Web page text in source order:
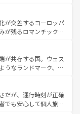
なるスペインはその個
魅了する。 なお、新着のスペイン情報は コ
麗な宮殿、歴史的な大
自然が、訪れる者を心
食の国としても知ら
ス、プロヴァンスの
楽しみ方が可能だ。さ
れており、どの街角に
く異なる文化を体験で
ンス情報はコンテンツ一覧
が交差するヨーロッパ
が残るロマンチック街
きることがない。ベ
のアルプスの絶景、そ
た風景は必見。ビール
お、新着の
してほしい。
が共存する国。ウェス
うなランドマーク、歴
、優雅なアフタヌーン
英国パブ、サッカー観
も豊富。イギリスを旅
だが、運行時刻が正確
でも安心して個人旅行